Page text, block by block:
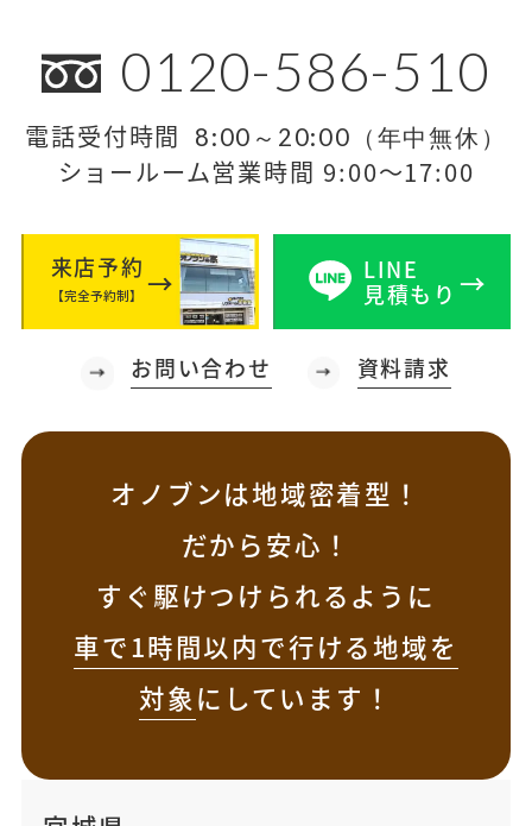
0120-586-510
電話受付時間 8:00～20:00（年中無休）
ショールーム営業時間 9:00～17:00
来店予約
【完全予約制】
LINE
見積もり
お問い合わせ 資料請求
オノブンは地域密着型！
だから安心！
すぐ駆けつけられるように
車で1時間以内で行ける地域を
対象にしています！